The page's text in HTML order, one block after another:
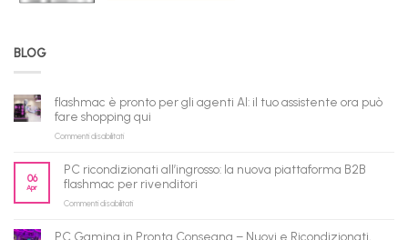
BLOG
flashmac è pronto per gli agenti AI: il tuo assistente ora può
fare shopping qui
Commenti disabilitatisu
pronto
per
gli
AI:
06
Apr
PC ricondizionati all’ingrosso: la nuova piattaforma B2B
flashmac per rivenditori
Commenti disabilitatisu
ricondizionati
PC Gaming in Pronta Consegna – Nuovi e Ricondizionati,